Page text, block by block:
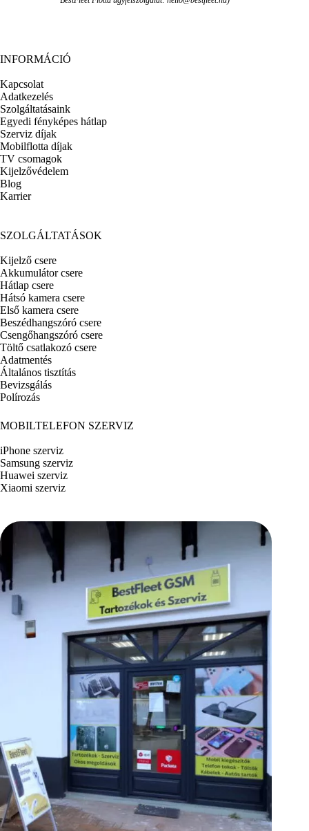
INFORMÁCIÓ
Kapcsolat
Adatkezelés
Szolgáltatásaink
Egyedi fényképes hátlap
Szerviz díjak
Mobilflotta díjak
TV csomagok
Kijelzővédelem
Blog
Karrier
SZOLGÁLTATÁSOK
Kijelző csere
Akkumulátor csere
Hátlap csere
Hátsó kamera csere
Első kamera csere
Beszédhangszóró csere
Csengőhangszóró csere
Töltő csatlakozó csere
Adatmentés
Általános tisztítás
Bevizsgálás
Polírozás
MOBILTELEFON SZERVIZ
iPhone szerviz
Samsung szerviz
Huawei szerviz
Xiaomi szerviz